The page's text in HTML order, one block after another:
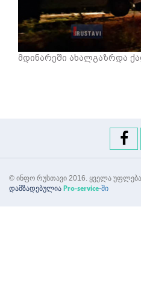
მდინარეში ახალგაზრდა
© ინფო რუსთავი 2016. ყველა
დამზადებულია Pro-service-ში